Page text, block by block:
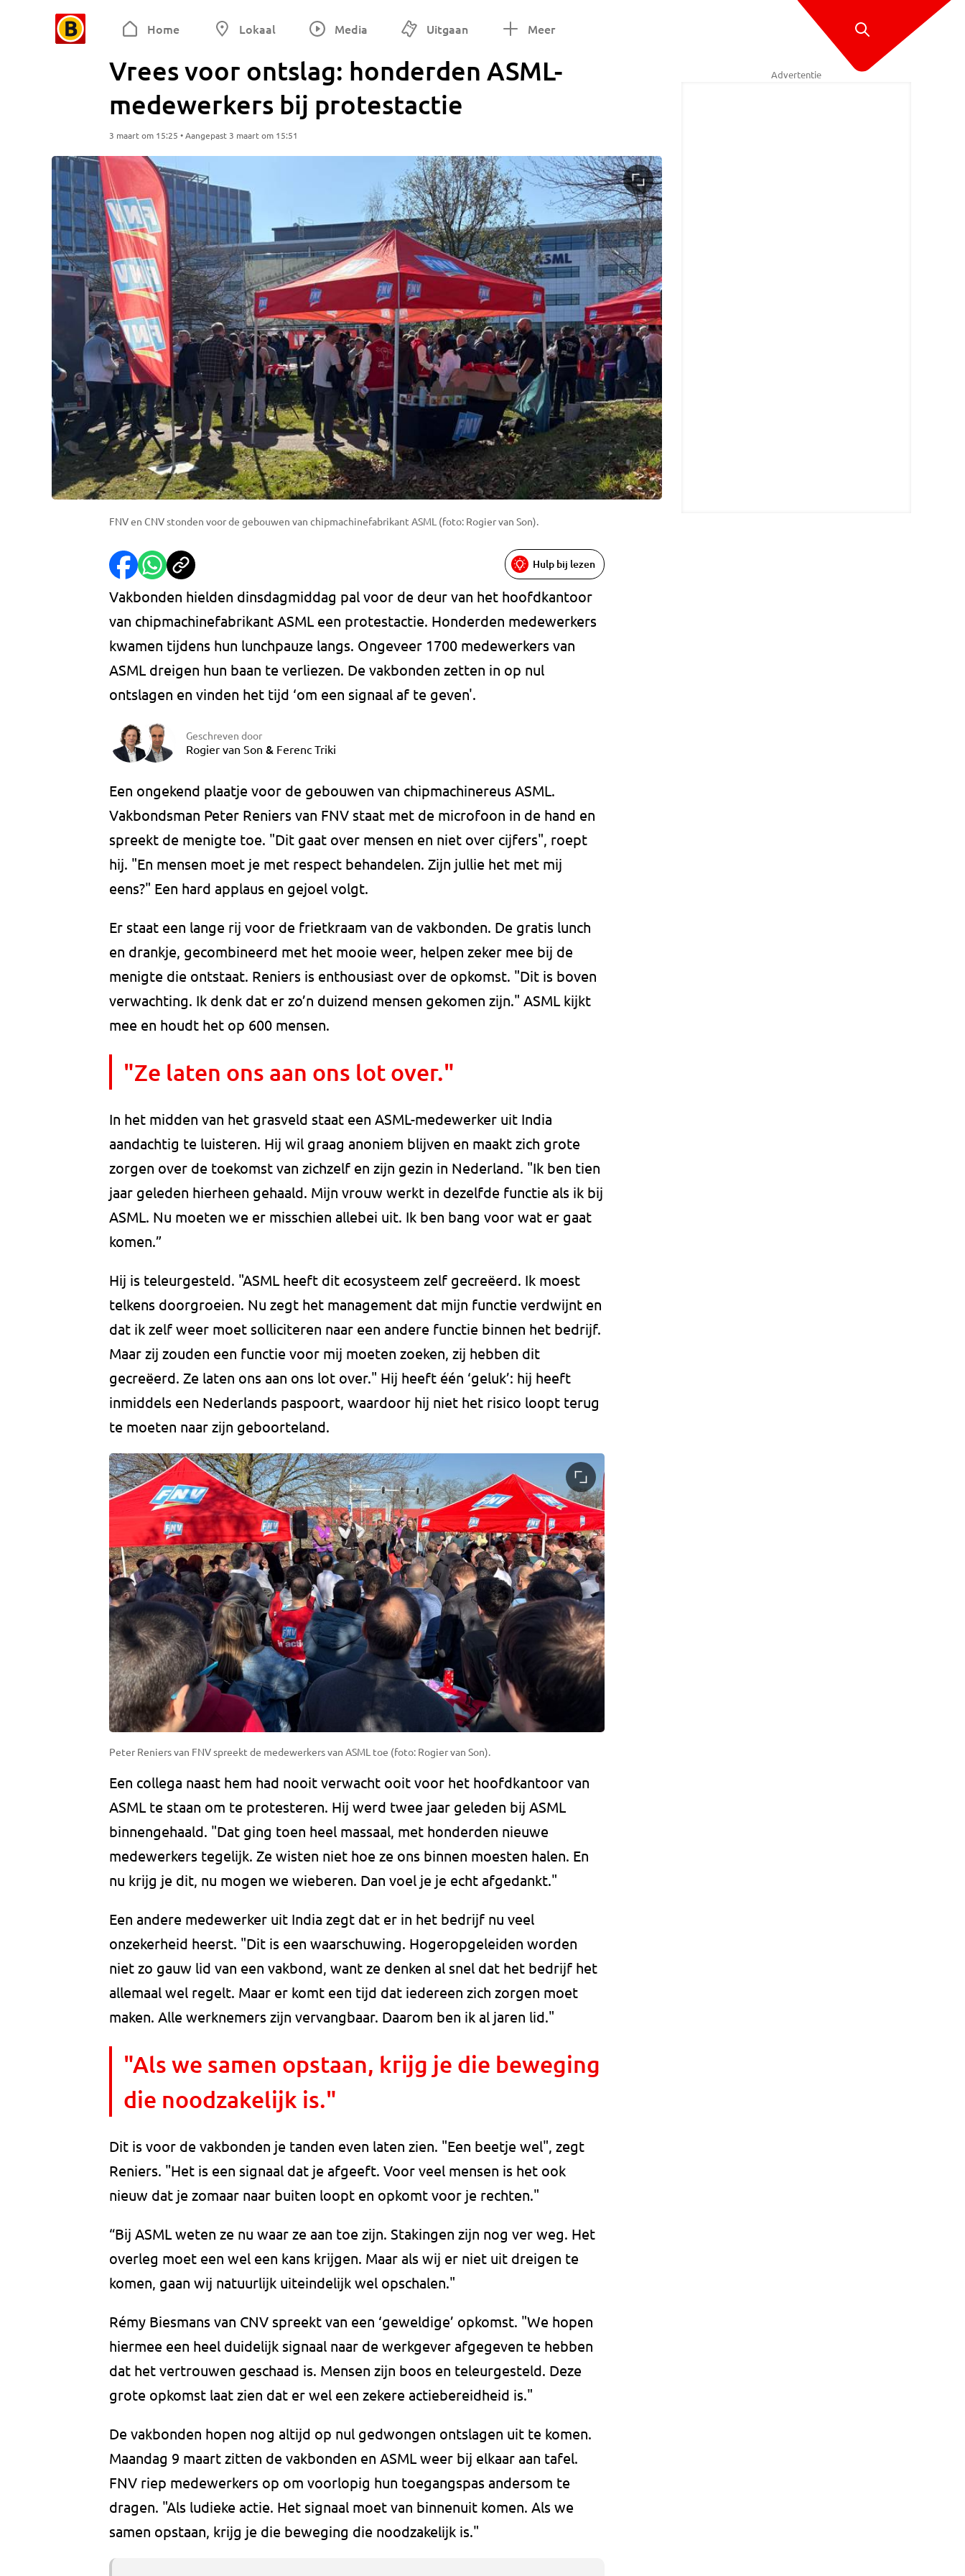
Home Lokaal Media Uitgaan Meer
Vrees voor ontslag: honderden ASML-
medewerkers bij protestactie
3 maart om 15:25 • Aangepast 3 maart om 15:51
FNV en CNV stonden voor de gebouwen van chipmachinefabrikant ASML (foto: Rogier van Son).
Hulp bij lezen
Vakbonden hielden dinsdagmiddag pal voor de deur van het hoofdkantoor
van chipmachinefabrikant ASML een protestactie. Honderden medewerkers
kwamen tijdens hun lunchpauze langs. Ongeveer 1700 medewerkers van
ASML dreigen hun baan te verliezen. De vakbonden zetten in op nul
ontslagen en vinden het tijd ‘om een signaal af te geven'.
Geschreven door
Rogier van Son & Ferenc Triki
Een ongekend plaatje voor de gebouwen van chipmachinereus ASML.
Vakbondsman Peter Reniers van FNV staat met de microfoon in de hand en
spreekt de menigte toe. "Dit gaat over mensen en niet over cijfers", roept
hij. "En mensen moet je met respect behandelen. Zijn jullie het met mij
eens?" Een hard applaus en gejoel volgt.
Er staat een lange rij voor de frietkraam van de vakbonden. De gratis lunch
en drankje, gecombineerd met het mooie weer, helpen zeker mee bij de
menigte die ontstaat. Reniers is enthousiast over de opkomst. "Dit is boven
verwachting. Ik denk dat er zo’n duizend mensen gekomen zijn." ASML kijkt
mee en houdt het op 600 mensen.
"Ze laten ons aan ons lot over."
In het midden van het grasveld staat een ASML-medewerker uit India
aandachtig te luisteren. Hij wil graag anoniem blijven en maakt zich grote
zorgen over de toekomst van zichzelf en zijn gezin in Nederland. "Ik ben tien
jaar geleden hierheen gehaald. Mijn vrouw werkt in dezelfde functie als ik bij
ASML. Nu moeten we er misschien allebei uit. Ik ben bang voor wat er gaat
komen.”
Hij is teleurgesteld. "ASML heeft dit ecosysteem zelf gecreëerd. Ik moest
telkens doorgroeien. Nu zegt het management dat mijn functie verdwijnt en
dat ik zelf weer moet solliciteren naar een andere functie binnen het bedrijf.
Maar zij zouden een functie voor mij moeten zoeken, zij hebben dit
gecreëerd. Ze laten ons aan ons lot over." Hij heeft één ‘geluk’: hij heeft
inmiddels een Nederlands paspoort, waardoor hij niet het risico loopt terug
te moeten naar zijn geboorteland.
Peter Reniers van FNV spreekt de medewerkers van ASML toe (foto: Rogier van Son).
Een collega naast hem had nooit verwacht ooit voor het hoofdkantoor van
ASML te staan om te protesteren. Hij werd twee jaar geleden bij ASML
binnengehaald. "Dat ging toen heel massaal, met honderden nieuwe
medewerkers tegelijk. Ze wisten niet hoe ze ons binnen moesten halen. En
nu krijg je dit, nu mogen we wieberen. Dan voel je je echt afgedankt."
Een andere medewerker uit India zegt dat er in het bedrijf nu veel
onzekerheid heerst. "Dit is een waarschuwing. Hogeropgeleiden worden
niet zo gauw lid van een vakbond, want ze denken al snel dat het bedrijf het
allemaal wel regelt. Maar er komt een tijd dat iedereen zich zorgen moet
maken. Alle werknemers zijn vervangbaar. Daarom ben ik al jaren lid."
"Als we samen opstaan, krijg je die beweging
die noodzakelijk is."
Dit is voor de vakbonden je tanden even laten zien. "Een beetje wel", zegt
Reniers. "Het is een signaal dat je afgeeft. Voor veel mensen is het ook
nieuw dat je zomaar naar buiten loopt en opkomt voor je rechten."
“Bij ASML weten ze nu waar ze aan toe zijn. Stakingen zijn nog ver weg. Het
overleg moet een wel een kans krijgen. Maar als wij er niet uit dreigen te
komen, gaan wij natuurlijk uiteindelijk wel opschalen."
Rémy Biesmans van CNV spreekt van een ‘geweldige’ opkomst. "We hopen
hiermee een heel duidelijk signaal naar de werkgever afgegeven te hebben
dat het vertrouwen geschaad is. Mensen zijn boos en teleurgesteld. Deze
grote opkomst laat zien dat er wel een zekere actiebereidheid is."
De vakbonden hopen nog altijd op nul gedwongen ontslagen uit te komen.
Maandag 9 maart zitten de vakbonden en ASML weer bij elkaar aan tafel.
FNV riep medewerkers op om voorlopig hun toegangspas andersom te
dragen. "Als ludieke actie. Het signaal moet van binnenuit komen. Als we
samen opstaan, krijg je die beweging die noodzakelijk is."
Advertentie